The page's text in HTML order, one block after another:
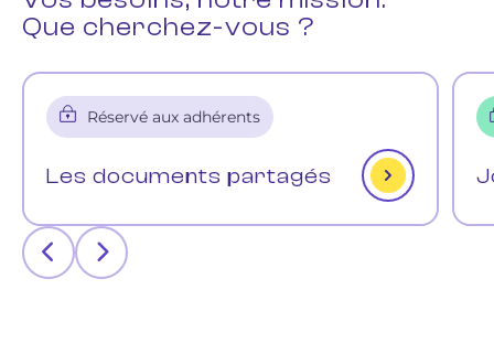
Que cherchez-vous ?
Réservé aux adhérents
Les documents partagés